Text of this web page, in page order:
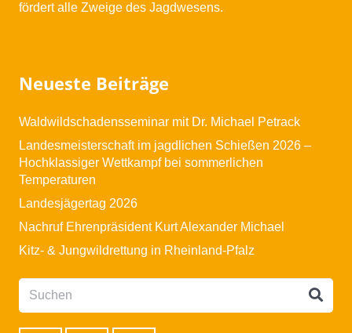
fördert alle Zweige des Jagdwesens.
Neueste Beiträge
Waldwildschadensseminar mit Dr. Michael Petrack
Landesmeisterschaft im jagdlichen Schießen 2026 –
Hochklassiger Wettkampf bei sommerlichen
Temperaturen
Landesjägertag 2026
Nachruf Ehrenpräsident Kurt Alexander Michael
Kitz- & Jungwildrettung in Rheinland-Pfalz